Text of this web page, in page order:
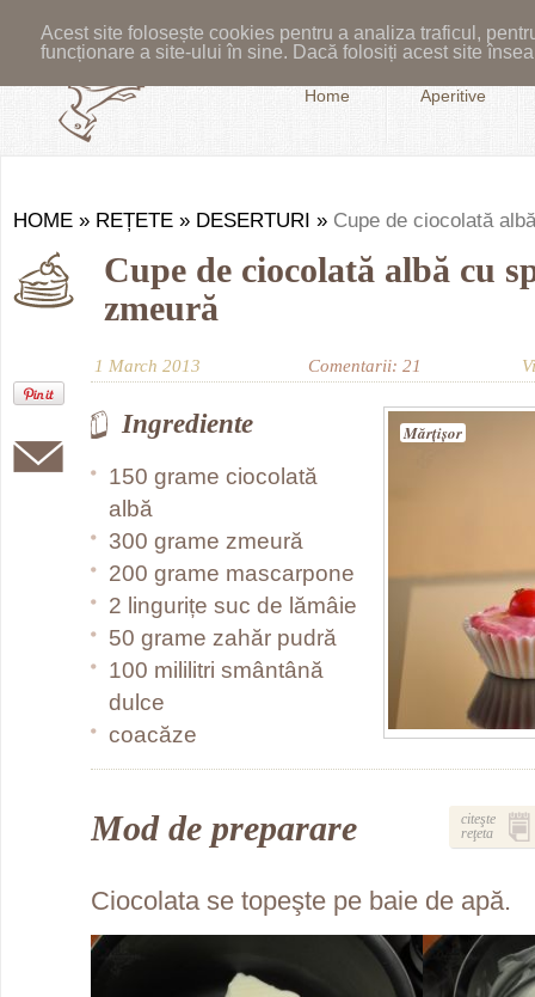
Acest site folosește cookies pentru a analiza traficul,
funcționare a site-ului în sine. Dacă folosiți acest site
Home Aperitive
HOME » REȚETE » DESERTURI » Cupe de ciocolată
Cupe de ciocolată albă cu
zmeură
1 March 2013 Comentarii: 21
Mărţişor
Ingrediente
150 grame ciocolată
albă
300 grame zmeură
200 grame mascarpone
2 lingurițe suc de lămâie
50 grame zahăr pudră
100 mililitri smântână
dulce
coacăze
Mod de preparare
citeşte
reţeta
Ciocolata se topeşte pe baie de apă.